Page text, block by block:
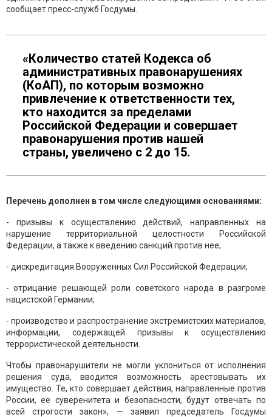
сообщает пресс-служб Госдумы.
«Количество статей Кодекса об
административных правонарушениях
(КоАП), по которым возможно
привлечение к ответственности тех,
кто находится за пределами
Российской Федерации и совершает
правонарушения против нашей
страны, увеличено с 2 до 15.
Перечень дополнен в том числе следующими основаниями:
- призывы к осуществлению действий, направленных на
нарушение территориальной целостности Российской
Федерации, а также к введению санкций против нее;
- дискредитация Вооруженных Сил Российской Федерации;
- отрицание решающей роли советского народа в разгроме
нацистской Германии;
- производство и распространение экстремистских материалов,
информации, содержащей призывы к осуществлению
террористической деятельности.
Чтобы правонарушители не могли уклониться от исполнения
решения суда, вводится возможность арестовывать их
имущество. Те, кто совершает действия, направленные против
России, ее суверенитета и безопасности, будут отвечать по
всей строгости закон», — заявил председатель Госдумы